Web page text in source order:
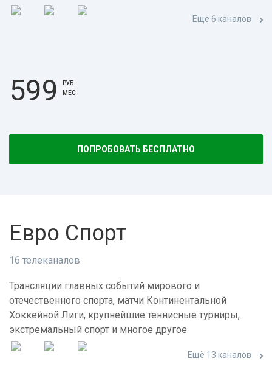
Ещё 6 каналов
599
РУБ
МЕС
ПОПРОБОВАТЬ БЕСПЛАТНО
Евро Спорт
16 телеканалов
Трансляции главных событий мирового и
отечественного спорта, матчи Континентальной
Хоккейной Лиги, крупнейшие теннисные турниры,
экстремальный спорт и многое другое
Ещё 13 каналов